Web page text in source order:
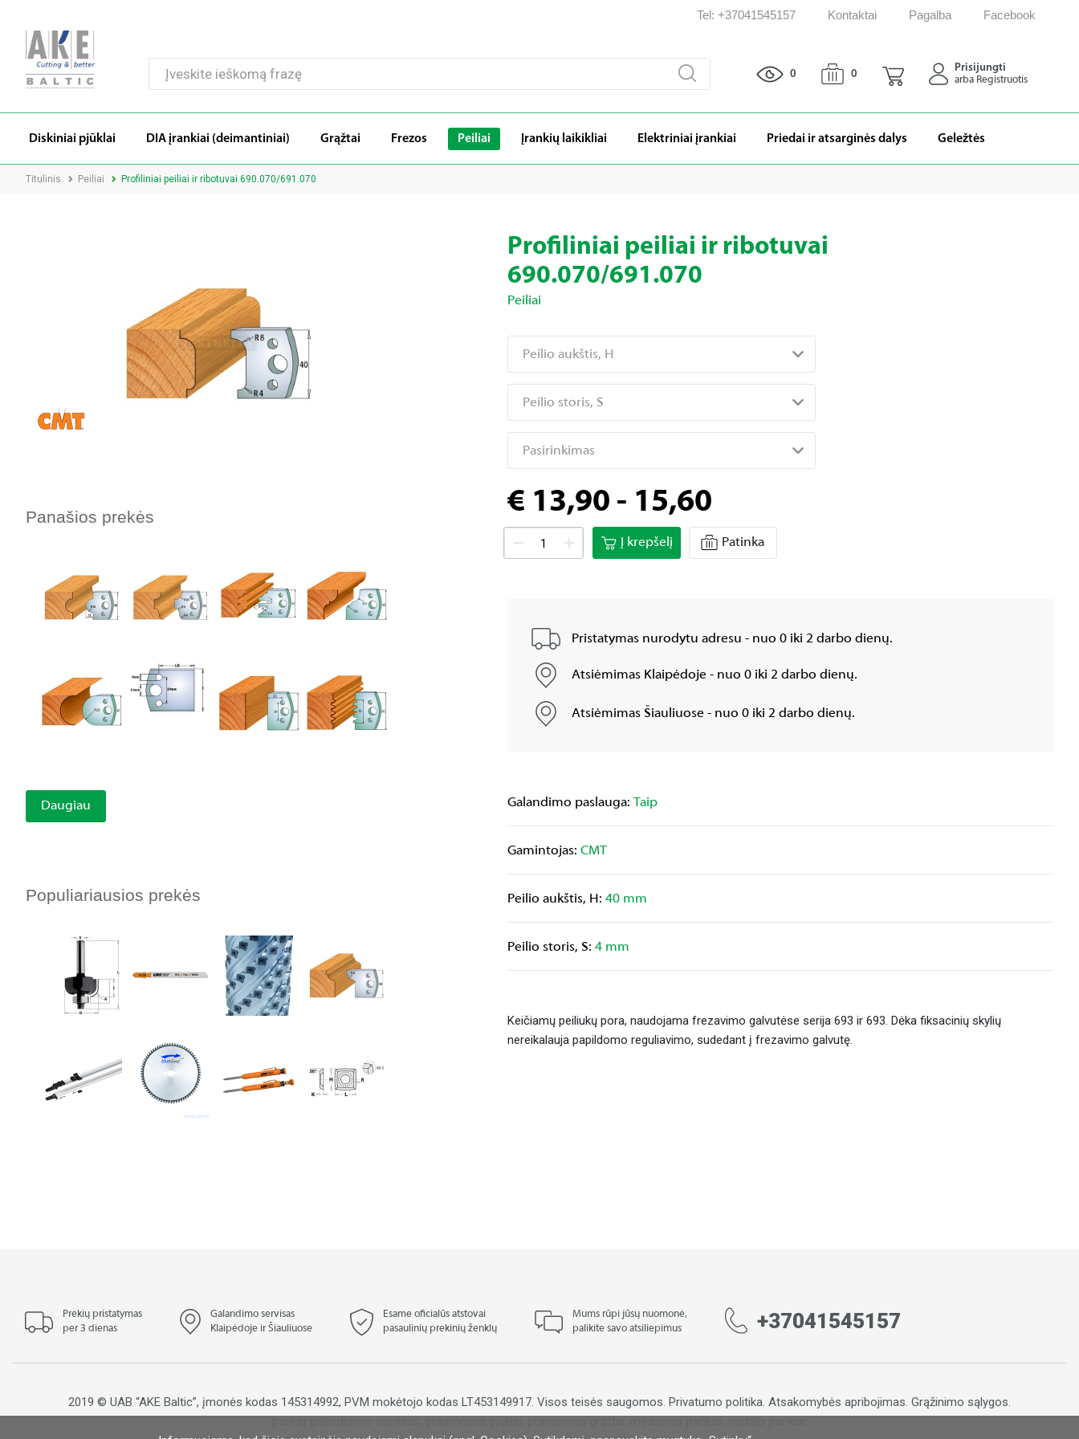
Tel: +37041545157 Kontaktai Pagalba Facebook
Diskiniai pjūklai DIA įrankiai (deimantiniai) Grąžtai Frezos Peiliai Įrankių laikikliai Elektriniai įrankiai Priedai ir atsarginės dalys Geležtės
0 0
Prisijungti
arba Registruotis
Titulinis Peiliai Profiliniai peiliai ir ribotuvai 690.070/691.070
Panašios prekės
Daugiau
Populiariausios prekės
Profiliniai peiliai ir ribotuvai
690.070/691.070
Peiliai
Peilio aukštis, H
Peilio storis, S
Pasirinkimas
€ 13,90 - 15,60
Į krepšelį Patinka
Pristatymas nurodytu adresu - nuo 0 iki 2 darbo dienų.
Atsiėmimas Klaipėdoje - nuo 0 iki 2 darbo dienų.
Atsiėmimas Šiauliuose - nuo 0 iki 2 darbo dienų.
Galandimo paslauga: Taip
Gamintojas: CMT
Peilio aukštis, H: 40 mm
Peilio storis, S: 4 mm
Keičiamų peiliukų pora, naudojama frezavimo galvutėse serija 693 ir 693. Dėka fiksacinių skylių
nereikalauja papildomo reguliavimo, sudedant į frezavimo galvutę.
Prekių pristatymas
per 3 dienas
Galandimo servisas
Klaipėdoje ir Šiauliuose
Esame oficialūs atstovai
pasaulinių prekinių ženklų
Mums rūpi jūsų nuomonė,
palikite savo atsiliepimus
+37041545157
2019 © UAB “AKE Baltic”, įmonės kodas 145314992, PVM mokėtojo kodas LT453149917. Visos teisės saugomos. Privatumo politika. Atsakomybės apribojimas. Grąžinimo sąlygos.